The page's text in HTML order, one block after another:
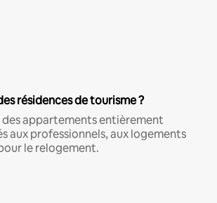
résidences de tourisme ?
appartements entièrement
aux professionnels, aux logements
le relogement.